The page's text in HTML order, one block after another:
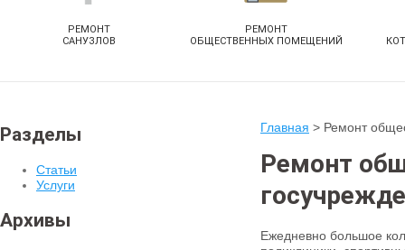
РЕМОНТ
САНУЗЛОВ
РЕМОНТ
ОБЩЕСТВЕННЫХ ПОМЕЩЕНИЙ
Разделы
Статьи
Услуги
Архивы
Главная > Ремонт
Ремонт
Ежедневно большое